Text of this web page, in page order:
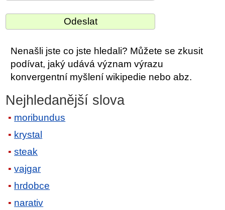
Nenašli jste co jste hledali? Můžete se zkusit
podívat, jaký udává význam výrazu
konvergentní myšlení wikipedie nebo abz.
Nejhledanější slova
moribundus
krystal
steak
vajgar
hrdobce
narativ